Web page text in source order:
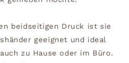
beidseitigen Druck ist sie
geeignet und ideal
zu Hause oder im Büro.